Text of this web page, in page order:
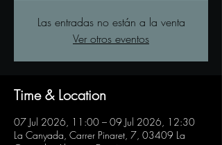
Las entradas no están a la venta
Ver otros eventos
Time & Location
07 Jul 2026, 11:00 – 09 Jul 2026, 12:30
La Canyada, Carrer Pinaret, 7, 03409 La